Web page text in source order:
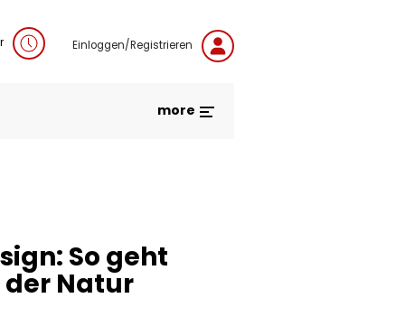
Einloggen/Registrieren
more
So geht
Natur